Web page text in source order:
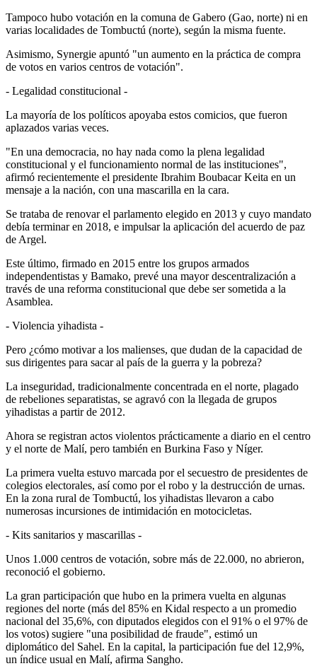
Tampoco hubo votación en la comuna de Gabero (Gao, norte) ni en
varias localidades de Tombuctú (norte), según la misma fuente.
Asimismo, Synergie apuntó "un aumento en la práctica de compra
de votos en varios centros de votación".
- Legalidad constitucional -
La mayoría de los políticos apoyaba estos comicios, que fueron
aplazados varias veces.
"En una democracia, no hay nada como la plena legalidad
constitucional y el funcionamiento normal de las instituciones",
afirmó recientemente el presidente Ibrahim Boubacar Keita en un
mensaje a la nación, con una mascarilla en la cara.
Se trataba de renovar el parlamento elegido en 2013 y cuyo mandato
debía terminar en 2018, e impulsar la aplicación del acuerdo de paz
de Argel.
Este último, firmado en 2015 entre los grupos armados
independentistas y Bamako, prevé una mayor descentralización a
través de una reforma constitucional que debe ser sometida a la
Asamblea.
- Violencia yihadista -
Pero ¿cómo motivar a los malienses, que dudan de la capacidad de
sus dirigentes para sacar al país de la guerra y la pobreza?
La inseguridad, tradicionalmente concentrada en el norte, plagado
de rebeliones separatistas, se agravó con la llegada de grupos
yihadistas a partir de 2012.
Ahora se registran actos violentos prácticamente a diario en el centro
y el norte de Malí, pero también en Burkina Faso y Níger.
La primera vuelta estuvo marcada por el secuestro de presidentes de
colegios electorales, así como por el robo y la destrucción de urnas.
En la zona rural de Tombuctú, los yihadistas llevaron a cabo
numerosas incursiones de intimidación en motocicletas.
- Kits sanitarios y mascarillas -
Unos 1.000 centros de votación, sobre más de 22.000, no abrieron,
reconoció el gobierno.
La gran participación que hubo en la primera vuelta en algunas
regiones del norte (más del 85% en Kidal respecto a un promedio
nacional del 35,6%, con diputados elegidos con el 91% o el 97% de
los votos) sugiere "una posibilidad de fraude", estimó un
diplomático del Sahel. En la capital, la participación fue del 12,9%,
un índice usual en Malí, afirma Sangho.